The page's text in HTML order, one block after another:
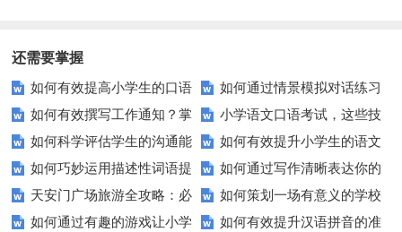
还需要掌握
如何有效提高小学生的口语
交际测试成绩？
如何通过情景模拟对话练习
提高你的沟通能力？
如何有效撰写工作通知？掌
握这些技巧让你的通知更专业！
小学语文口语考试，这些技
巧让孩子自信应考？
如何科学评估学生的沟通能
力？
如何有效提升小学生的语文
拼写能力？
如何巧妙运用描述性词语提
升教育效果？
如何通过写作清晰表达你的
愿望？
天安门广场旅游全攻略：必
看的历史与文化景点
如何策划一场有意义的学校
升旗仪式？
如何通过有趣的游戏让小学
如何有效提升汉语拼音的准